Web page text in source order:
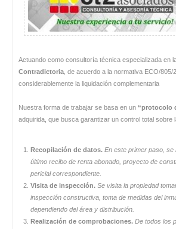
Actuando como consultoría técnica especializada en
Contradictoria , de acuerdo a la normativa ECO/
considerablemente la liquidación complementaria
Nuestra forma de trabajar se basa en un “protocolo
adquirida, que busca garantizar un control total
Recopilación de datos. En este primer paso, se
último recibo de renta abonado, proyecto de
pericial correspondiente.
Visita de inspección. Se visita la propiedad
inspección constructiva, toma de medidas del
dependiendo del área y distribución.
Realización de comprobaciones. De todos los